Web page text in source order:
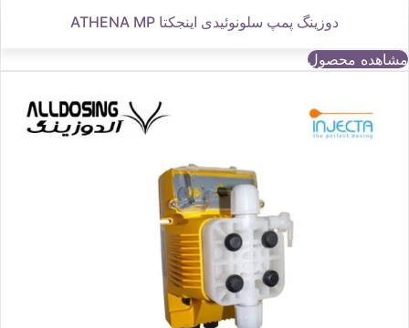
دوزینگ پمپ سلونوئیدی اینجکتا ATHENA MP
مشاهده محصول